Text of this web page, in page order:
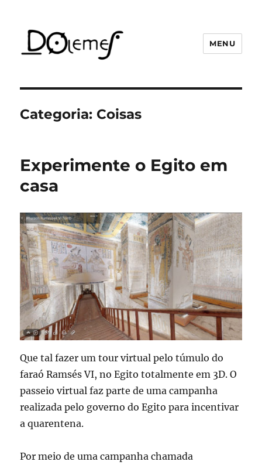
MENU
Categoria: Coisas
Experimente o Egito em
casa
Que tal fazer um tour virtual pelo túmulo do
faraó Ramsés VI, no Egito totalmente em 3D. O
passeio virtual faz parte de uma campanha
realizada pelo governo do Egito para incentivar
a quarentena.
Por meio de uma campanha chamada